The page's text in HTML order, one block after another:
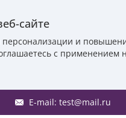
сайте
и
с применением
E-mail: test@mail.ru